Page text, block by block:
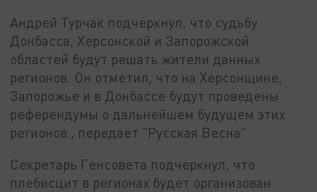
Андрей Турчак подчеркнул, что судьбу
Донбасса, Херсонской и Запорожской
областей будут решать жители данных
регионов. Он отметил, что на Херсонщине,
Запорожье и в Донбассе будут проведены
референдумы о дальнейшем будущем этих
регионов., передаёт "Русская Весна".
Секретарь Генсовета подчеркнул, что
плебисцит в регионах будет организован